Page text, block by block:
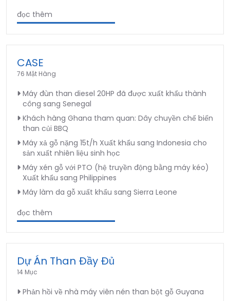
đọc thêm
CASE
76 Mặt Hàng
Máy đùn than diesel 20HP đã được xuất khẩu thành
công sang Senegal
Khách hàng Ghana tham quan: Dây chuyền chế biến
than củi BBQ
Máy xả gỗ nặng 15t/h Xuất khẩu sang Indonesia cho
sản xuất nhiên liệu sinh học
Máy xén gỗ với PTO (hệ truyền động bằng máy kéo)
Xuất khẩu sang Philippines
Máy làm da gỗ xuất khẩu sang Sierra Leone
đọc thêm
Dự Án Than Đầy Đủ
14 Mục
Phản hồi về nhà máy viên nén than bột gỗ Guyana